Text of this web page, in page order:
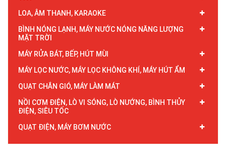
LOA, ÂM THANH, KARAOKE
BÌNH NÓNG LẠNH, MÁY NƯỚC NÓNG NĂNG LƯỢNG
MẶT TRỜI
MÁY RỬA BÁT, BẾP, HÚT MÙI
MÁY LỌC NƯỚC, MÁY LỌC KHÔNG KHÍ, MÁY HÚT ẨM
QUẠT CHẮN GIÓ, MÁY LÀM MÁT
NỒI CƠM ĐIỆN, LÒ VI SÓNG, LÒ NƯỚNG, BÌNH THỦY
ĐIỆN, SIÊU TỐC
QUẠT ĐIỆN, MÁY BƠM NƯỚC